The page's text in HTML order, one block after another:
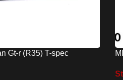
Gt-r (R35) T-spec